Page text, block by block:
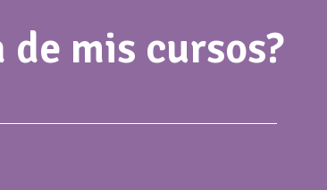
mis cursos?